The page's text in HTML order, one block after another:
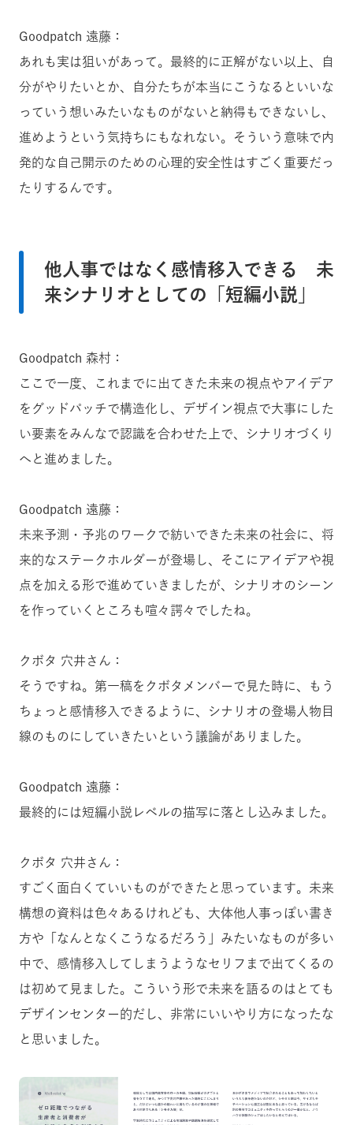
Goodpatch 遠藤：
あれも実は狙いがあって。最終的に正解がない以上、自
分がやりたいとか、自分たちが本当にこうなるといいな
っていう想いみたいなものがないと納得もできないし、
進めようという気持ちにもなれない。そういう意味で内
発的な自己開示のための心理的安全性はすごく重要だっ
たりするんです。
他人事ではなく感情移入できる 未
来シナリオとしての「短編小説」
Goodpatch 森村：
ここで一度、これまでに出てきた未来の視点やアイデア
をグッドパッチで構造化し、デザイン視点で大事にした
い要素をみんなで認識を合わせた上で、シナリオづくり
へと進めました。
Goodpatch 遠藤：
未来予測・予兆のワークで紡いできた未来の社会に、将
来的なステークホルダーが登場し、そこにアイデアや視
点を加える形で進めていきましたが、シナリオのシーン
を作っていくところも喧々諤々でしたね。
クボタ 穴井さん：
そうですね。第一稿をクボタメンバーで見た時に、もう
ちょっと感情移入できるように、シナリオの登場人物目
線のものにしていきたいという議論がありました。
Goodpatch 遠藤：
最終的には短編小説レベルの描写に落とし込みました。
クボタ 穴井さん：
すごく面白くていいものができたと思っています。未来
構想の資料は色々あるけれども、大体他人事っぽい書き
方や「なんとなくこうなるだろう」みたいなものが多い
中で、感情移入してしまうようなセリフまで出てくるの
は初めて見ました。こういう形で未来を語るのはとても
デザインセンター的だし、非常にいいやり方になったな
と思いました。